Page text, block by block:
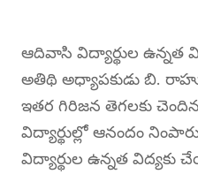
ఆదివాసి విద్యార్థుల ఉన్నత
అతిథి అధ్యాపకుడు బి.
ఇతర గిరిజన తెగలకు చెందిన
విద్యార్థుల్లో ఆనందం
విద్యార్థుల ఉన్నత విద్యకు